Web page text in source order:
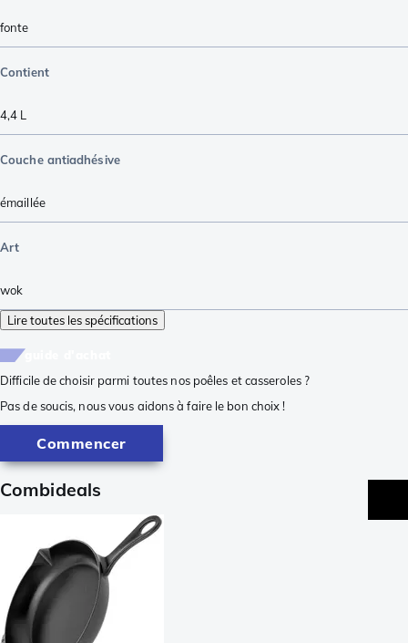
fonte
Contient
4,4 L
Couche antiadhésive
émaillée
Art
wok
Lire toutes les spécifications
Difficile de choisir parmi toutes nos poêles et casseroles ?
Pas de soucis, nous vous aidons à faire le bon choix !
Commencer
Combideals